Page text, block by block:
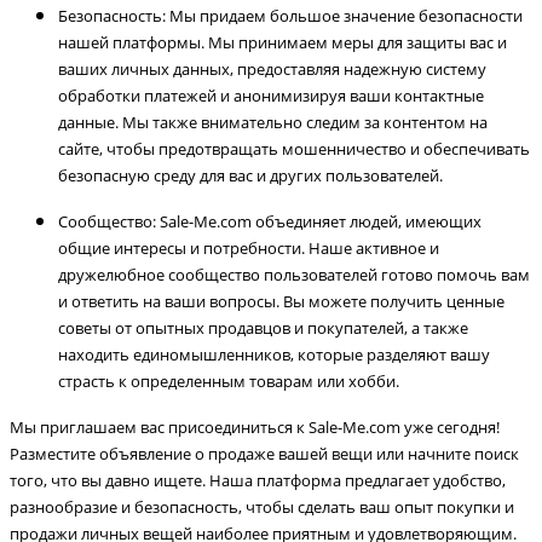
Безопасность: Мы придаем большое значение безопасности
нашей платформы. Мы принимаем меры для защиты вас и
ваших личных данных, предоставляя надежную систему
обработки платежей и анонимизируя ваши контактные
данные. Мы также внимательно следим за контентом на
сайте, чтобы предотвращать мошенничество и обеспечивать
безопасную среду для вас и других пользователей.
Сообщество: Sale-Me.com объединяет людей, имеющих
общие интересы и потребности. Наше активное и
дружелюбное сообщество пользователей готово помочь вам
и ответить на ваши вопросы. Вы можете получить ценные
советы от опытных продавцов и покупателей, а также
находить единомышленников, которые разделяют вашу
страсть к определенным товарам или хобби.
Мы приглашаем вас присоединиться к Sale-Me.com уже сегодня!
Разместите объявление о продаже вашей вещи или начните поиск
того, что вы давно ищете. Наша платформа предлагает удобство,
разнообразие и безопасность, чтобы сделать ваш опыт покупки и
продажи личных вещей наиболее приятным и удовлетворяющим.